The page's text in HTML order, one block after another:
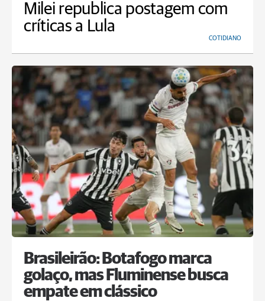
Milei republica postagem com
críticas a Lula
COTIDIANO
Brasileirão: Botafogo marca
golaço, mas Fluminense busca
empate em clássico